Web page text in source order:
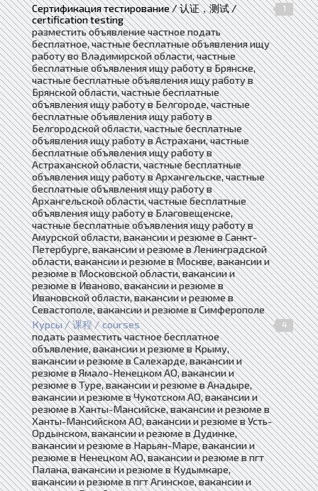
Сертификация тестирование / 认证，测试 /
certification testing
1
разместить объявление частное подать
бесплатное, частные бесплатные объявления ищу
работу во Владимирской области, частные
бесплатные объявления ищу работу в Брянске,
частные бесплатные объявления ищу работу в
Брянской области, частные бесплатные
объявления ищу работу в Белгороде, частные
бесплатные объявления ищу работу в
Белгородской области, частные бесплатные
объявления ищу работу в Астрахани, частные
бесплатные объявления ищу работу в
Астраханской области, частные бесплатные
объявления ищу работу в Архангельске, частные
бесплатные объявления ищу работу в
Архангельской области, частные бесплатные
объявления ищу работу в Благовещенске,
частные бесплатные объявления ищу работу в
Амурской области, вакансии и резюме в Санкт-
Петербурге, вакансии и резюме в Ленинградской
области, вакансии и резюме в Москве, вакансии и
резюме в Московской области, вакансии и
резюме в Иваново, вакансии и резюме в
Ивановской области, вакансии и резюме в
Севастополе, вакансии и резюме в Симферополе
Курсы / 课程 / courses
4
подать разместить частное бесплатное
объявление, вакансии и резюме в Крыму,
вакансии и резюме в Салехарде, вакансии и
резюме в Ямало-Ненецком АО, вакансии и
резюме в Туре, вакансии и резюме в Анадыре,
вакансии и резюме в Чукотском АО, вакансии и
резюме в Ханты-Мансийске, вакансии и резюме в
Ханты-Мансийском АО, вакансии и резюме в Усть-
Ордынском, вакансии и резюме в Дудинке,
вакансии и резюме в Нарьян-Маре, вакансии и
резюме в Ненецком АО, вакансии и резюме в пгт
Палана, вакансии и резюме в Кудымкаре,
вакансии и резюме в пгт Агинское, вакансии и